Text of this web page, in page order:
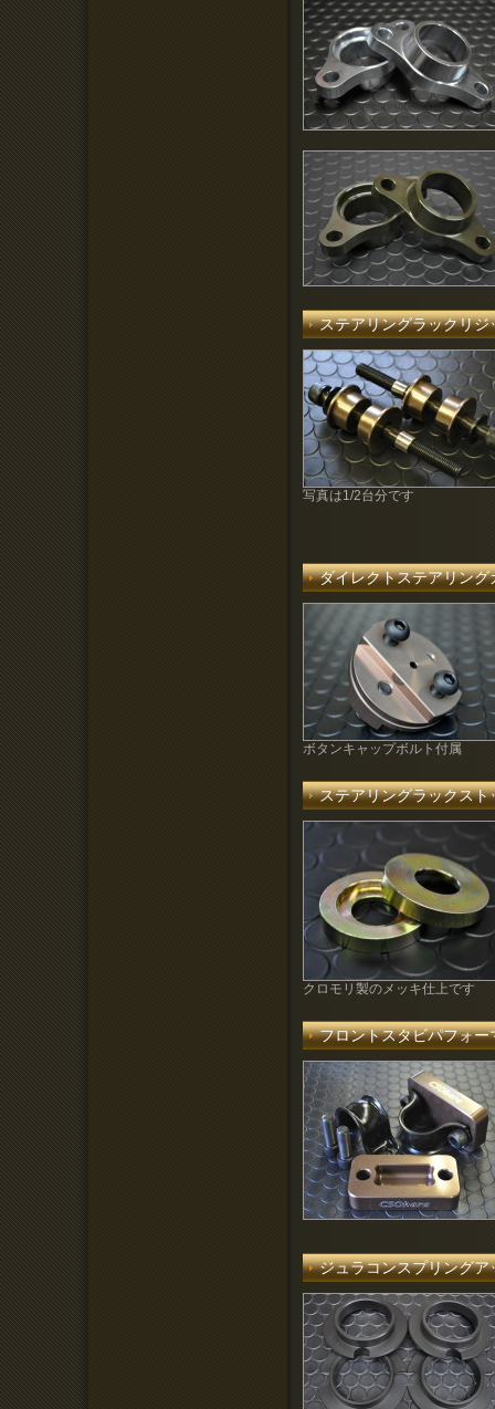
ステアリングラックリ
写真は1/2台分です
ダイレクトステアリン
ボタンキャップボルト付属
ステアリングラックス
クロモリ製のメッキ仕上です
フロントスタビパフォ
ジュラコンスプリング